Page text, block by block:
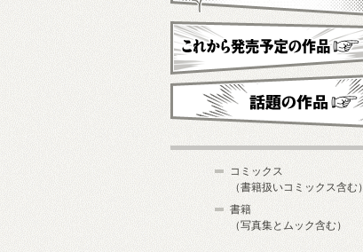
新刊・近刊
これから発売予定
コミックス
（書籍扱いコミックス含む）
書籍
（写真集とムック含む）